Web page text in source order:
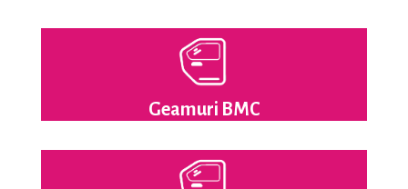
Geamuri BMC